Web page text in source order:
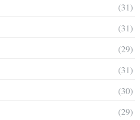
(31)
(31)
(29)
(31)
(30)
(29)